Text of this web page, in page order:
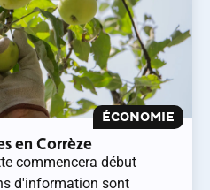
ÉCONOMIE
en Corrèze
commencera début
d'information sont